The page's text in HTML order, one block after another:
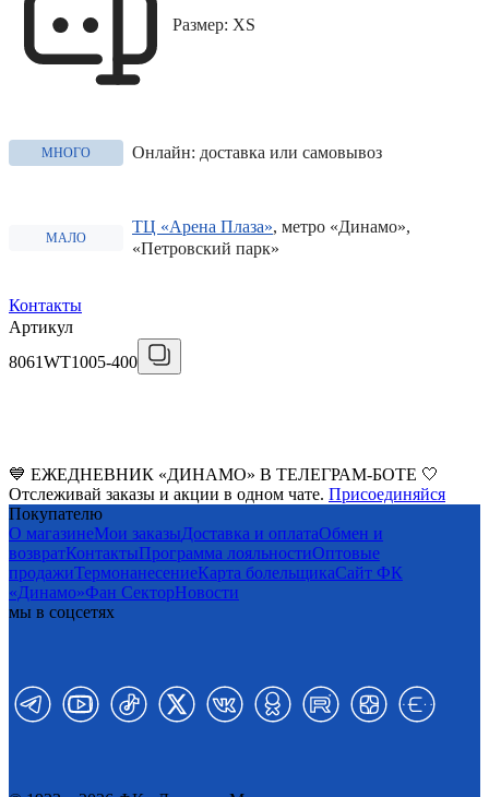
Размер: XS
МНОГО Онлайн: доставка или самовывоз
МАЛО
ТЦ «Арена Плаза», метро «Динамо»,
«Петровский парк»
Контакты
Артикул
8061WT1005-400
💙 ЕЖЕДНЕВНИК «ДИНАМО» В ТЕЛЕГРАМ-БОТЕ 🤍
Отслеживай заказы и акции в одном чате. Присоединяйся
Покупателю
О магазинеМои заказыДоставка и оплатаОбмен и
возвратКонтактыПрограмма лояльностиОптовые
продажиТермонанесениеКарта болельщикаСайт ФК
«Динамо»Фан CекторНовости
мы в соцсетях